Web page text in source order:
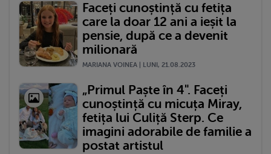
Faceți cunoștință cu fetița
care la doar 12 ani a ieșit la
pensie, după ce a devenit
milionară
MARIANA VOINEA | LUNI, 21.08.2023
„Primul Paște în 4". Faceți
cunoștință cu micuța Miray,
fetița lui Culiță Sterp. Ce
imagini adorabile de familie a
postat artistul